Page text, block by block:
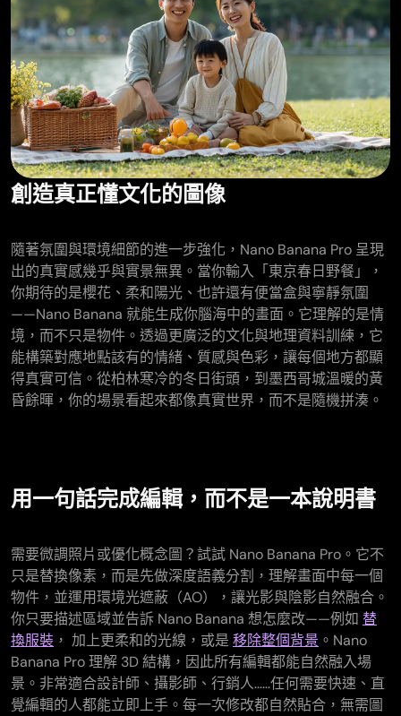
創造真正懂文化的圖像
隨著氛圍與環境細節的進一步強化，Nano Banana Pro 呈現
出的真實感幾乎與實景無異。當你輸入「東京春日野餐」，
你期待的是櫻花、柔和陽光、也許還有便當盒與寧靜氛圍
——Nano Banana 就能生成你腦海中的畫面。它理解的是情
境，而不只是物件。透過更廣泛的文化與地理資料訓練，它
能構築對應地點該有的情緒、質感與色彩，讓每個地方都顯
得真實可信。從柏林寒冷的冬日街頭，到墨西哥城溫暖的黃
昏餘暉，你的場景看起來都像真實世界，而不是隨機拼湊。
用一句話完成編輯，而不是一本說明書
需要微調照片或優化概念圖？試試 Nano Banana Pro。它不
只是替換像素，而是先做深度語義分割，理解畫面中每一個
物件，並運用環境光遮蔽（AO），讓光影與陰影自然融合。
你只要描述區域並告訴 Nano Banana 想怎麼改——例如 替
換服裝 ， 加上更柔和的光線，或是 移除整個背景 。Nano
Banana Pro 理解 3D 結構，因此所有編輯都能自然融入場
景。非常適合設計師、攝影師、行銷人……任何需要快速、直
覺編輯的人都能立即上手。每一次修改都自然貼合，無需圖